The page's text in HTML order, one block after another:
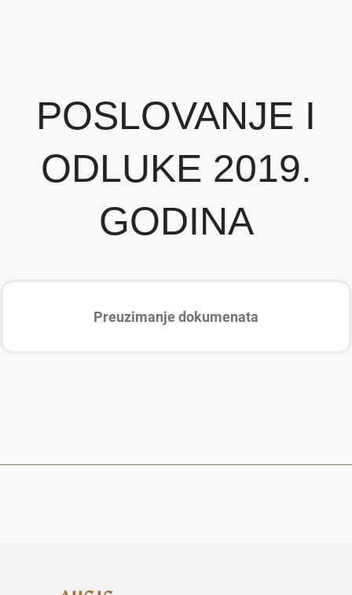
POSLOVANJE I
ODLUKE 2019.
GODINA
Preuzimanje dokumenata